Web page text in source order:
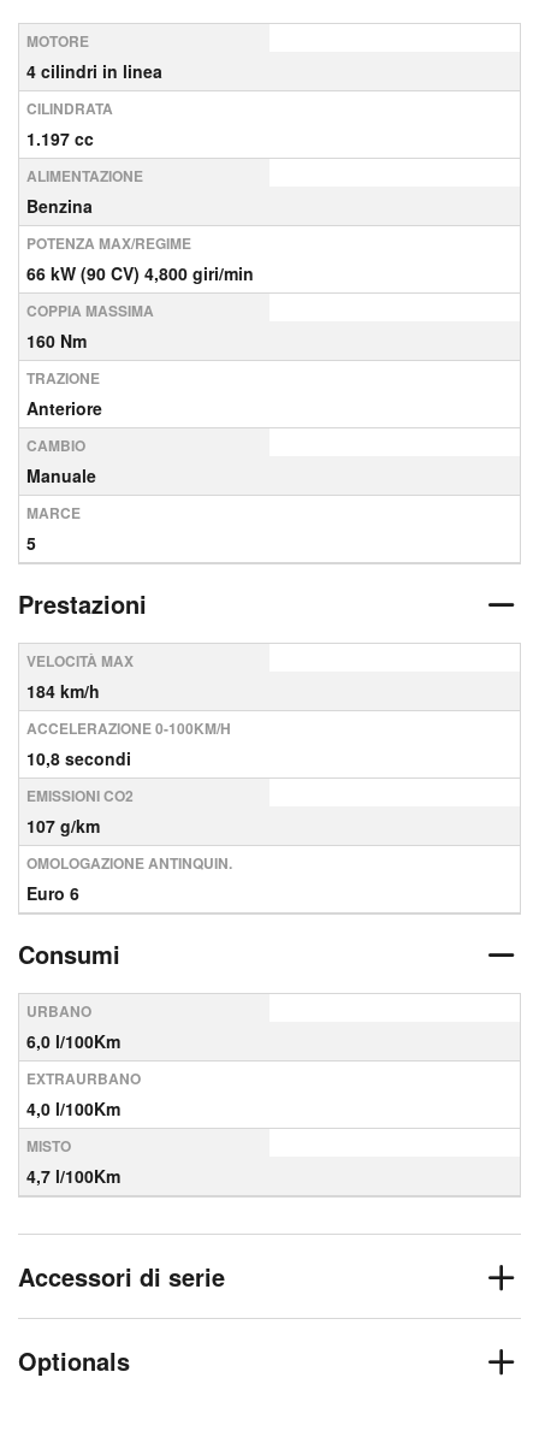
MOTORE
4 cilindri in linea
CILINDRATA
1.197 cc
ALIMENTAZIONE
Benzina
POTENZA MAX/REGIME
66 kW (90 CV) 4,800 giri/min
COPPIA MASSIMA
160 Nm
TRAZIONE
Anteriore
CAMBIO
Manuale
MARCE
5
Prestazioni
VELOCITÀ MAX
184 km/h
ACCELERAZIONE 0-100KM/H
10,8 secondi
EMISSIONI CO2
107 g/km
OMOLOGAZIONE ANTINQUIN.
Euro 6
Consumi
URBANO
6,0 l/100Km
EXTRAURBANO
4,0 l/100Km
MISTO
4,7 l/100Km
Accessori di serie
Optionals